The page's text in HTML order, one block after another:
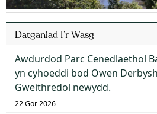
Datganiad I’r Wasg
Awdurdod Parc Cenedlaethol
yn cyhoeddi bod Owen
Gweithredol newydd.
22 Gor 2026